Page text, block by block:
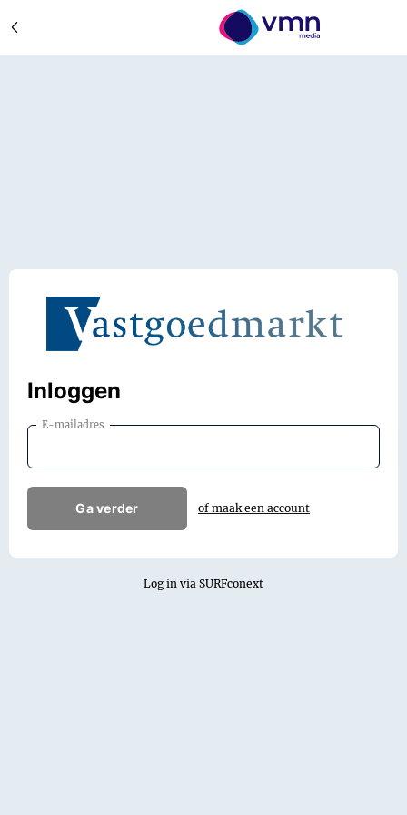
Inloggen
E-mailadres
Ga verder of maak een account
Log in via SURFconext